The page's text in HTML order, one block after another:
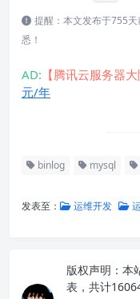
提醒：本文发布于755
悉！
AD: 【腾讯云服务器大
元/年
binlog mysql
发表至： 运维开发
版权声明： 本
表，共计